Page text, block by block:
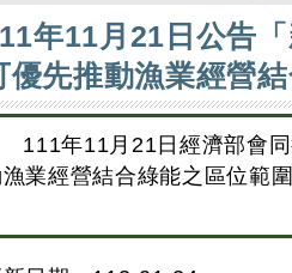
年11月21日公告
優先推動漁業經營結
111年11月21日經濟部會
業經營結合綠能之區位範